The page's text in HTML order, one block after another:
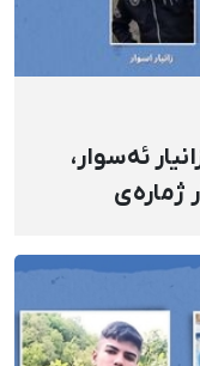
ئەسوار،
ژمارەی